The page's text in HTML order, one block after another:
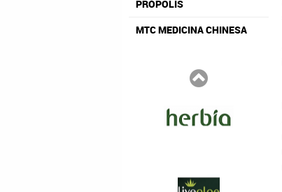
PRÓPOLIS
MTC MEDICINA CHINESA